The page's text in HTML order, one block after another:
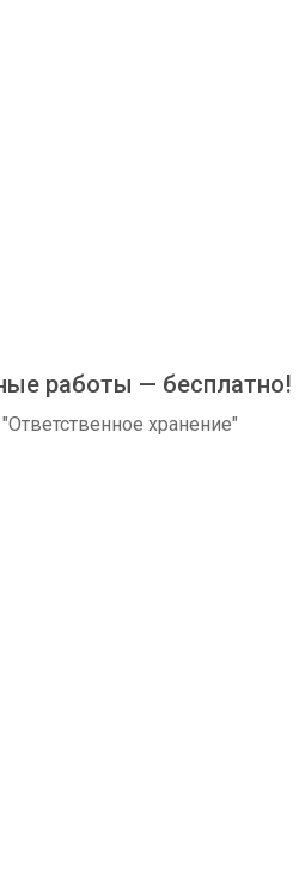
работы — бесплатно!
хранение"